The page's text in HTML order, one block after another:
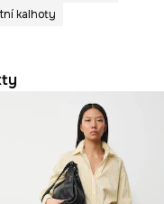
kalhoty